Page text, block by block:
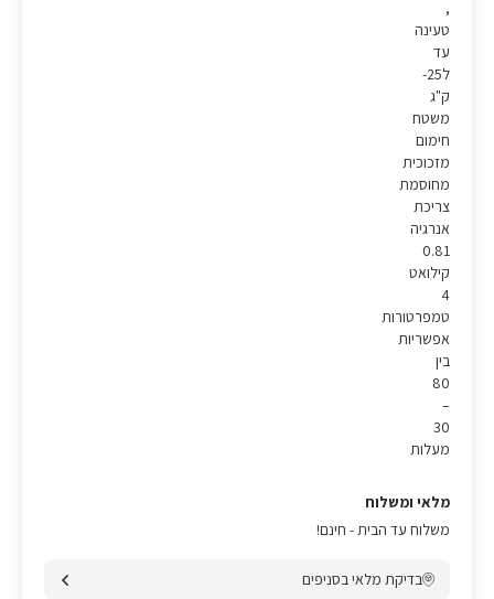
,
טעינה
עד
ל25-
ק"ג
משטח
חימום
מזכוכית
מחוסמת
צריכת
אנרגיה
0.81
קילואט
4
טמפרטורות
אפשריות
בין
80
–
30
מעלות
מלאי ומשלוח
משלוח עד הבית - חינם!
בדיקת מלאי בסניפים